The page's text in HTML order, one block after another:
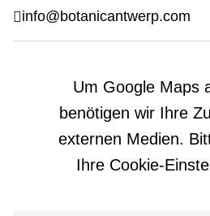
info@botanicantwerp.com
Um Google Maps
benötigen wir Ihre
externen Medien.
Ihre Cookie-